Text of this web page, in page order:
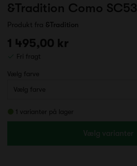
&Tradition Como SC53
Produkt fra &Tradition
1 495,00 kr
Fri fragt
Vælg farve
1 varianter på lager
Vælg varianter